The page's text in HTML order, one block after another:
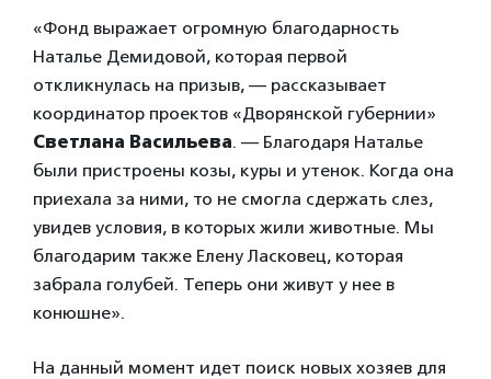
«Фонд выражает огромную благодарность
Наталье Демидовой, которая первой
откликнулась на призыв, — рассказывает
координатор проектов «Дворянской губернии»
Светлана Васильева. — Благодаря Наталье
были пристроены козы, куры и утенок. Когда она
приехала за ними, то не смогла сдержать слез,
увидев условия, в которых жили животные. Мы
благодарим также Елену Ласковец, которая
забрала голубей. Теперь они живут у нее в
конюшне».
На данный момент идет поиск новых хозяев для